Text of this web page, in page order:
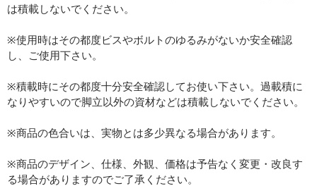
は積載しないでください。
※使用時はその都度ビスやボルトのゆるみがないか安全確認
し、ご使用下さい。
※積載時にその都度十分安全確認してお使い下さい。過載積に
なりやすいので脚立以外の資材などは積載しないでください。
※商品の色合いは、実物とは多少異なる場合があります。
※商品のデザイン、仕様、外観、価格は予告なく変更・改良す
る場合がありますのでご了承ください。